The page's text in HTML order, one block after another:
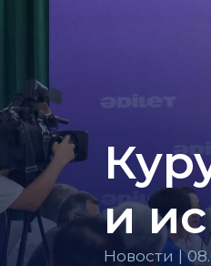
и
Новости |